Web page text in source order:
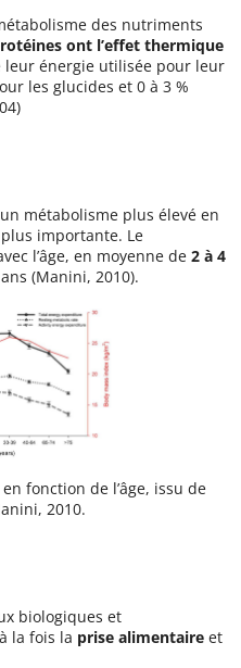
des nutriments
ont l’effet thermique
leur énergie utilisée pour leur
les glucides et 0 à 3 %
métabolisme plus élevé en
importante. Le
l’âge, en moyenne de 2 à 4
(Manini, 2010).
fonction de l’âge, issu de
2010.
biologiques et
la fois la prise alimentaire et